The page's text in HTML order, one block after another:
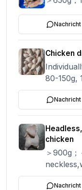
Nachricht
Chicken
80-150g,
Nachricht
chicken
＞900g
Nachricht